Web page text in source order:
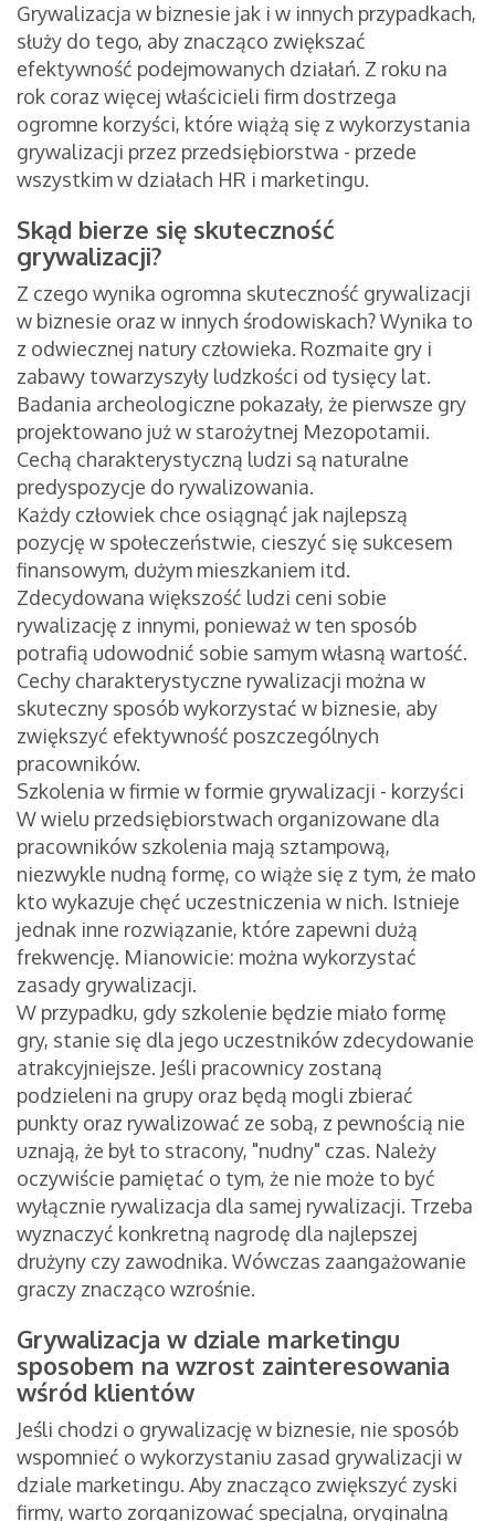
Grywalizacja w biznesie jak i w innych przypadkach,
służy do tego, aby znacząco zwiększać
efektywność podejmowanych działań. Z roku na
rok coraz więcej właścicieli firm dostrzega
ogromne korzyści, które wiążą się z wykorzystania
grywalizacji przez przedsiębiorstwa - przede
wszystkim w działach HR i marketingu.
Skąd bierze się skuteczność
grywalizacji?
Z czego wynika ogromna skuteczność grywalizacji
w biznesie oraz w innych środowiskach? Wynika to
z odwiecznej natury człowieka. Rozmaite gry i
zabawy towarzyszyły ludzkości od tysięcy lat.
Badania archeologiczne pokazały, że pierwsze gry
projektowano już w starożytnej Mezopotamii.
Cechą charakterystyczną ludzi są naturalne
predyspozycje do rywalizowania.
Każdy człowiek chce osiągnąć jak najlepszą
pozycję w społeczeństwie, cieszyć się sukcesem
finansowym, dużym mieszkaniem itd.
Zdecydowana większość ludzi ceni sobie
rywalizację z innymi, ponieważ w ten sposób
potrafią udowodnić sobie samym własną wartość.
Cechy charakterystyczne rywalizacji można w
skuteczny sposób wykorzystać w biznesie, aby
zwiększyć efektywność poszczególnych
pracowników.
Szkolenia w firmie w formie grywalizacji - korzyści
W wielu przedsiębiorstwach organizowane dla
pracowników szkolenia mają sztampową,
niezwykle nudną formę, co wiąże się z tym, że mało
kto wykazuje chęć uczestniczenia w nich. Istnieje
jednak inne rozwiązanie, które zapewni dużą
frekwencję. Mianowicie: można wykorzystać
zasady grywalizacji.
W przypadku, gdy szkolenie będzie miało formę
gry, stanie się dla jego uczestników zdecydowanie
atrakcyjniejsze. Jeśli pracownicy zostaną
podzieleni na grupy oraz będą mogli zbierać
punkty oraz rywalizować ze sobą, z pewnością nie
uznają, że był to stracony, "nudny" czas. Należy
oczywiście pamiętać o tym, że nie może to być
wyłącznie rywalizacja dla samej rywalizacji. Trzeba
wyznaczyć konkretną nagrodę dla najlepszej
drużyny czy zawodnika. Wówczas zaangażowanie
graczy znacząco wzrośnie.
Grywalizacja w dziale marketingu
sposobem na wzrost zainteresowania
wśród klientów
Jeśli chodzi o grywalizację w biznesie, nie sposób
wspomnieć o wykorzystaniu zasad grywalizacji w
dziale marketingu. Aby znacząco zwiększyć zyski
firmy, warto zorganizować specjalną, oryginalną